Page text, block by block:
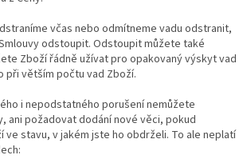
včas nebo odmítneme vadu odstranit,
odstoupit. Odstoupit můžete také
Zboží řádně užívat pro opakovaný výskyt vad
při větším počtu vad Zboží.
i nepodstatného porušení nemůžete
ani požadovat dodání nové věci, pokud
stavu, v jakém jste ho obdrželi. To ale neplatí